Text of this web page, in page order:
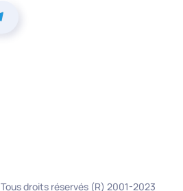
Tous droits réservés (R) 2001-2023